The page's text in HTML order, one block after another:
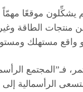
موقعًا مهمّاً
منتجات الطاقة
واقع مستهلك
فـ”المجتمع
الرأسمالية